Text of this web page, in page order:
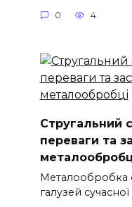
0 4
Стругальний
переваги та
Металообробка
галузей сучасної